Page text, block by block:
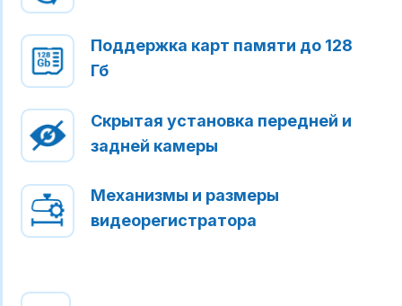
Поддержка карт памяти до 128
Гб
Скрытая установка передней и
задней камеры
Механизмы и размеры
видеорегистратора